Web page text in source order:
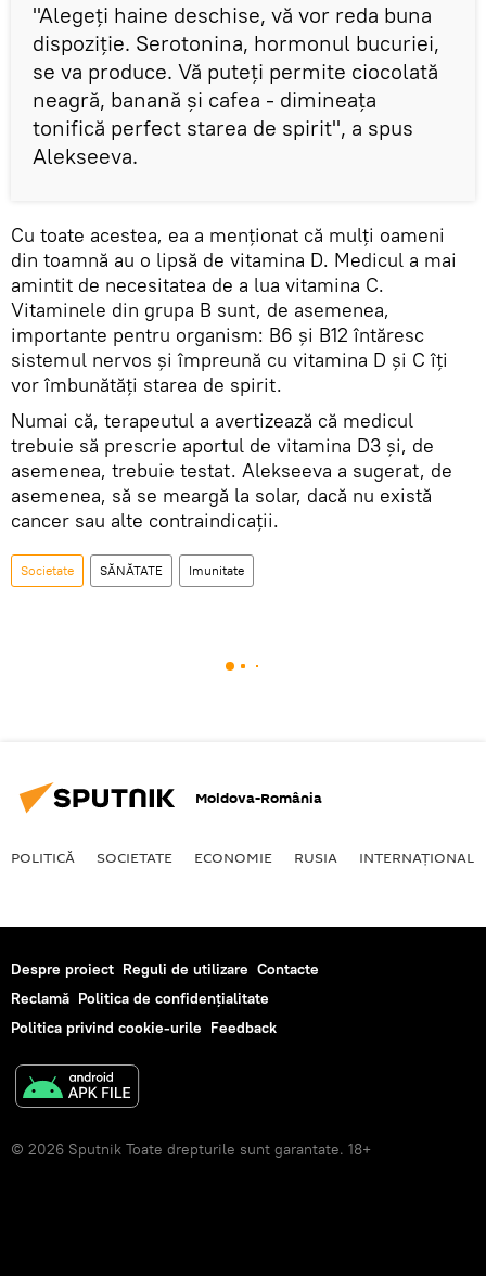
"Alegeți haine deschise, vă vor reda buna
dispoziție. Serotonina, hormonul bucuriei,
se va produce. Vă puteți permite ciocolată
neagră, banană și cafea - dimineața
tonifică perfect starea de spirit", a spus
Alekseeva.
Cu toate acestea, ea a menționat că mulți oameni
din toamnă au o lipsă de vitamina D. Medicul a mai
amintit de necesitatea de a lua vitamina C.
Vitaminele din grupa B sunt, de asemenea,
importante pentru organism: B6 și B12 întăresc
sistemul nervos și împreună cu vitamina D și C îți
vor îmbunătăți starea de spirit.
Numai că, terapeutul a avertizează că medicul
trebuie să prescrie aportul de vitamina D3 și, de
asemenea, trebuie testat. Alekseeva a sugerat, de
asemenea, să se meargă la solar, dacă nu există
cancer sau alte contraindicații.
Societate SĂNĂTATE Imunitate
Moldova-România
POLITICĂ SOCIETATE ECONOMIE RUSIA INTERNAŢIONAL
Despre proiect Reguli de utilizare Contacte
Reclamă Politica de confidențialitate
Politica privind cookie-urile Feedback
© 2026 Sputnik Toate drepturile sunt garantate. 18+